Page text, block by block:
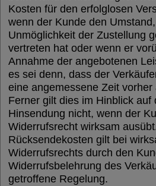
Kosten für den erfolglosen
wenn der Kunde den
Unmöglichkeit der Zustellung
vertreten hat oder wenn er
Annahme der angebotenen
es sei denn, dass der
eine angemessene Zeit
Ferner gilt dies im Hinblick auf
Hinsendung nicht, wenn der
Widerrufsrecht wirksam
Rücksendekosten gilt bei
Widerrufsrechts durch den
Widerrufsbelehrung des
getroffene Regelung.